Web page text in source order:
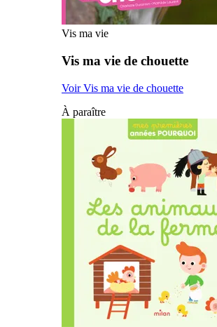
Vis ma vie
Vis ma vie de chouette
Voir Vis ma vie de chouette
À paraître